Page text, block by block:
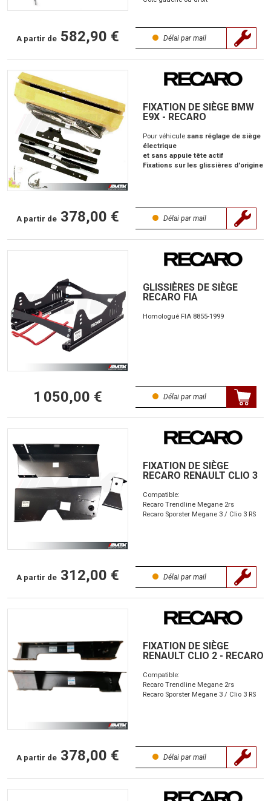
A partir de 582,90 € Délai par mail
FIXATION DE SIÈGE BMW
E9X - RECARO
Pour véhicule sans réglage de siège
électrique
et sans appuie tête actif
Fixations sur les glissières d'origine
A partir de 378,00 € Délai par mail
GLISSIÈRES DE SIÈGE
RECARO FIA
Homologué FIA 8855-1999
1 050,00 € Délai par mail
FIXATION DE SIÈGE
RECARO RENAULT CLIO 3
Compatible:
Recaro Trendline Megane 2rs
Recaro Sporster Megane 3 / Clio 3 RS
A partir de 312,00 € Délai par mail
FIXATION DE SIÈGE
RENAULT CLIO 2 - RECARO
Compatible:
Recaro Trendline Megane 2rs
Recaro Sporster Megane 3 / Clio 3 RS
A partir de 378,00 € Délai par mail